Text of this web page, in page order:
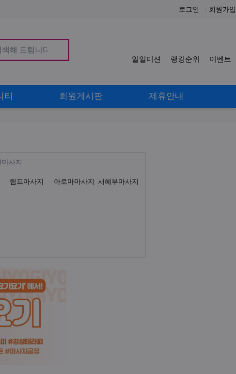
로그인 회원가입
일일미션 랭킹순위 이벤트
티 회원게시판 제휴안내
성테라피 아로마 서혜부 림프 센슈
사지
림프마사지 아로마마사지 서혜부마사지